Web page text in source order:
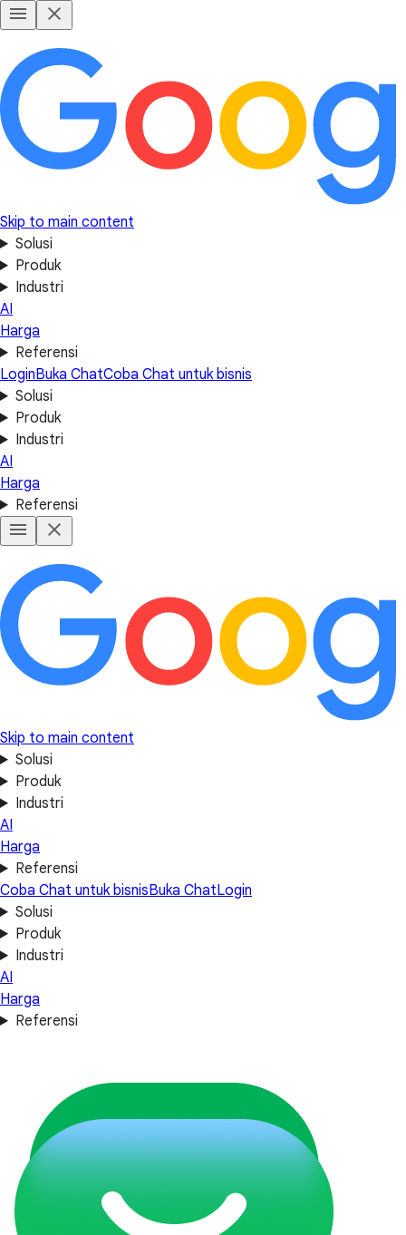
Skip to main content
Solusi
Produk
Industri
AI
Harga
Referensi
LoginBuka ChatCoba Chat untuk bisnis
Solusi
Produk
Industri
AI
Harga
Referensi
Skip to main content
Solusi
Produk
Industri
AI
Harga
Referensi
Coba Chat untuk bisnisBuka ChatLogin
Solusi
Produk
Industri
AI
Harga
Referensi